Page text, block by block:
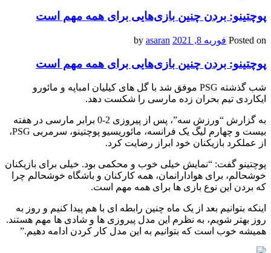
پوچتینو: بردن چنین بازی‌هایی برای همه مهم است
Posted on فوریه 8, 2021 asaran
پوچتینو: بردن چنین بازی‌هایی برای همه مهم است
شب گذشته PSG موفق شد با گل های کیلیان امباپه و مائورو
ایکاردی تیم بحران زده مارسی را شکست دهد.
به گزارش “ورزش سه”، پس از پیروزی 2-0 برابر مارسی در هفته
بیست و چهارم لیگ یک فرانسه، مائوریسیو پوچتینو، سرمربی PSG،
از عملکرد بازیکنان خود ابراز رضایت کرد.
پوچتینو گفت: “نمایش خیلی خوب و محکمی بود. خیلی برای بازیکنان
خوشحالم، برای هوادارانمان، همه کارکنان و باشگاه خوشحالم چرا
که بردن این نوع بازی ها برای همه مهم است.
اینکه بتوانیم بعد از یک ماه چنین رابطه ای با هم پیدا کنیم و روز به
روز بهتر شویم، به نظرم این مدل پیروزی ها و شادی ها مهم هستند.
همیشه خوب است که بتوانیم به این مدل کار کردن ادامه دهیم.”